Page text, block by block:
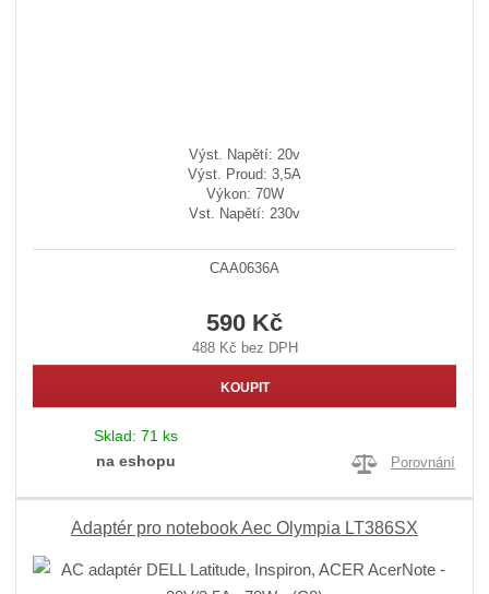
Výst. Napětí: 20v
Výst. Proud: 3,5A
Výkon: 70W
Vst. Napětí: 230v
CAA0636A
590 Kč
488 Kč bez DPH
KOUPIT
Sklad: 71 ks
na eshopu
Porovnání
Adaptér pro notebook Aec Olympia LT386SX